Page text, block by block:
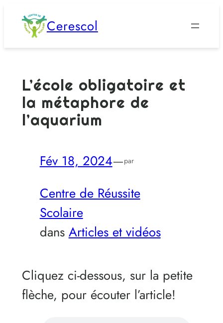
Aller
Cerescol
L’école obligatoire et
la métaphore de
l’aquarium
Fév 18, 2024—par
Centre de Réussite
Scolaire
dans Articles et vidéos
Cliquez ci-dessous, sur la petite
flèche, pour écouter l’article!